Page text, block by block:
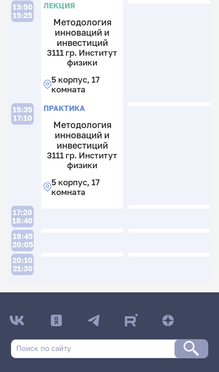
13:50
15:25
ЛЕКЦИЯ
Методология
инноваций и
инвестиций
3111 гр. Институт
физики
5 корпус, 17
комната
15:35
17:10
ПРАКТИКА
Методология
инноваций и
инвестиций
3111 гр. Институт
физики
5 корпус, 17
комната
17:20
18:40
18:45
20:05
20:10
21:30
ДАТА ПОСЛЕДНЕГО ОБНОВЛЕНИЯ:
28.01.2026
Васильевич